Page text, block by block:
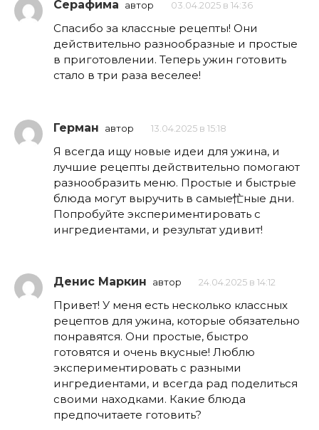
Серафима автор 03.04.2025 в 14:36
Спасибо за классные рецепты! Они
действительно разнообразные и простые
в приготовлении. Теперь ужин готовить
стало в три раза веселее!
Герман автор 13.04.2025 в 15:18
Я всегда ищу новые идеи для ужина, и
лучшие рецепты действительно помогают
разнообразить меню. Простые и быстрые
блюда могут выручить в самые忙ные дни.
Попробуйте экспериментировать с
ингредиентами, и результат удивит!
Денис Маркин автор 24.04.2025 в 14:12
Привет! У меня есть несколько классных
рецептов для ужина, которые обязательно
понравятся. Они простые, быстро
готовятся и очень вкусные! Люблю
экспериментировать с разными
ингредиентами, и всегда рад поделиться
своими находками. Какие блюда
предпочитаете готовить?